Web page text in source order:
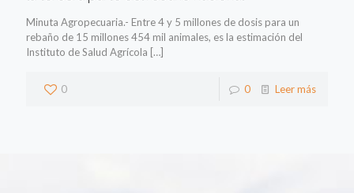
Minuta Agropecuaria.- Entre 4 y 5 millones de dosis para un
rebaño de 15 millones 454 mil animales, es la estimación del
Instituto de Salud Agrícola […]
0 0 Leer más